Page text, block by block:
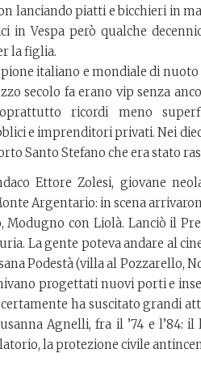
lanciando piatti e bicchieri in
in Vespa però qualche
la figlia.
italiano e mondiale di
secolo fa erano vip senza
soprattutto ricordi meno
e imprenditori privati. Nei
Santo Stefano che era stato
Ettore Zolesi, giovane
Argentario: in scena
Modugno con Liolà. Lanciò il
La gente poteva andare al
Podestà (villa al
progettati nuovi porti e
certamente ha suscitato grandi
Agnelli, fra il ’74 e l’84:
la protezione civile